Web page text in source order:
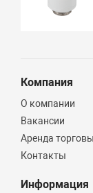
Компания
О компании
Вакансии
Аренда
Контакты
Информация